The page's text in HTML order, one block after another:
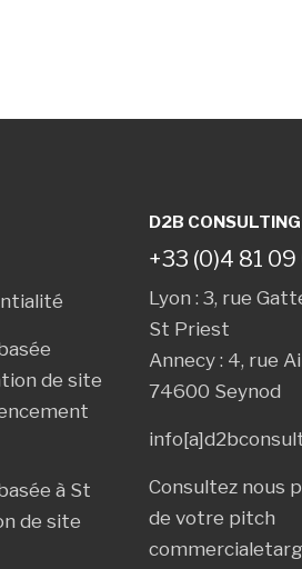
de site
à St
de site
D2B
+33 (0)4 81 09
Lyon : 3, rue
St Priest
Annecy : 4, rue
74600 Seynod
Consultez nous
de votre pitch
commercialet